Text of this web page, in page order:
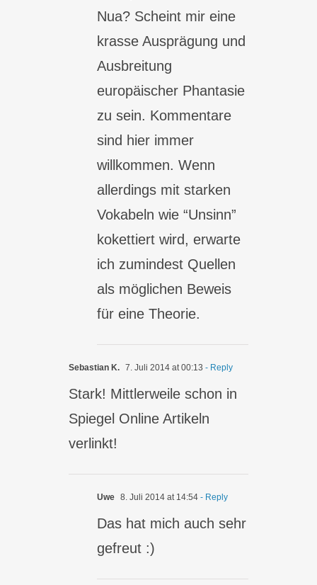
Nua? Scheint mir eine
krasse Ausprägung und
Ausbreitung
europäischer Phantasie
zu sein. Kommentare
sind hier immer
willkommen. Wenn
allerdings mit starken
Vokabeln wie “Unsinn”
kokettiert wird, erwarte
ich zumindest Quellen
als möglichen Beweis
für eine Theorie.
Sebastian K. 7. Juli 2014 at 00:13 - Reply
Stark! Mittlerweile schon in
Spiegel Online Artikeln
verlinkt!
Uwe 8. Juli 2014 at 14:54 - Reply
Das hat mich auch sehr
gefreut :)